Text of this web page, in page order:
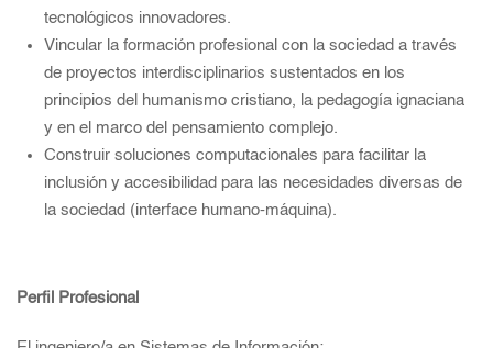
tecnológicos innovadores.
Vincular la formación profesional con la sociedad a través
de proyectos interdisciplinarios sustentados en los
principios del humanismo cristiano, la pedagogía ignaciana
y en el marco del pensamiento complejo.
Construir soluciones computacionales para facilitar la
inclusión y accesibilidad para las necesidades diversas de
la sociedad (interface humano-máquina).
Perfil Profesional